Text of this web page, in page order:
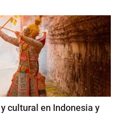
cultural en Indonesia y